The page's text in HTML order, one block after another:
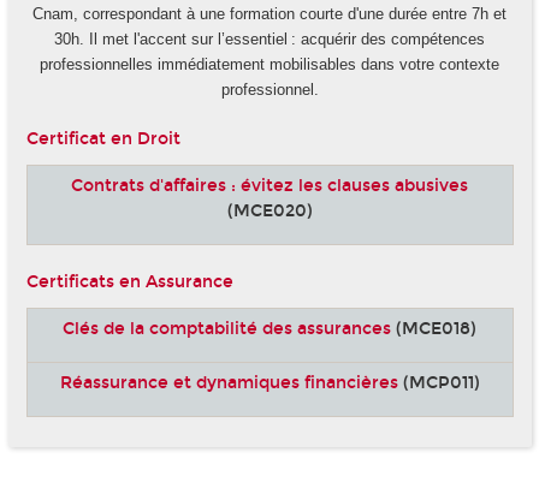
Cnam, correspondant à une formation courte d'une durée entre 7h et
30h. Il met l'accent sur l’essentiel : acquérir des compétences
professionnelles immédiatement mobilisables dans votre contexte
professionnel.
Certificat en Droit
Contrats d'affaires : évitez les clauses abusives
(MCE020)
Certificats en Assurance
Clés de la comptabilité des assurances (MCE018)
Réassurance et dynamiques financières(MCP011)